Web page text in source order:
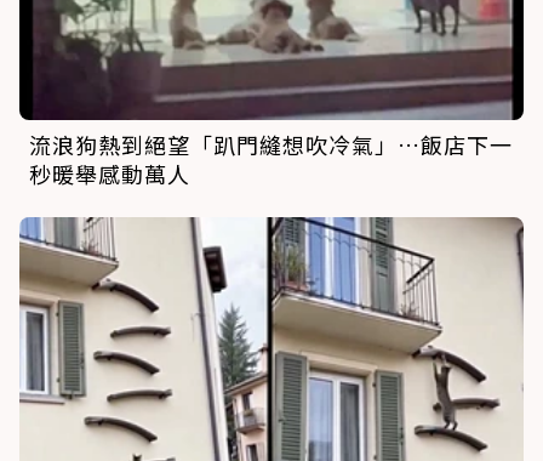
流浪狗熱到絕望「趴門縫想吹冷氣」…飯店下一
秒暖舉感動萬人